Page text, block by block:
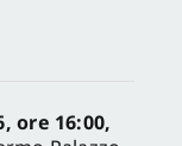
ore 16:00,